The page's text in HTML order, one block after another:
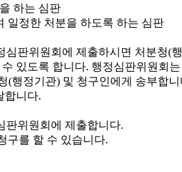
하는 심판
일정한 처분을 하도록 하는 심판
판위원회에 제출합니다.
구를 할 수 있습니다.